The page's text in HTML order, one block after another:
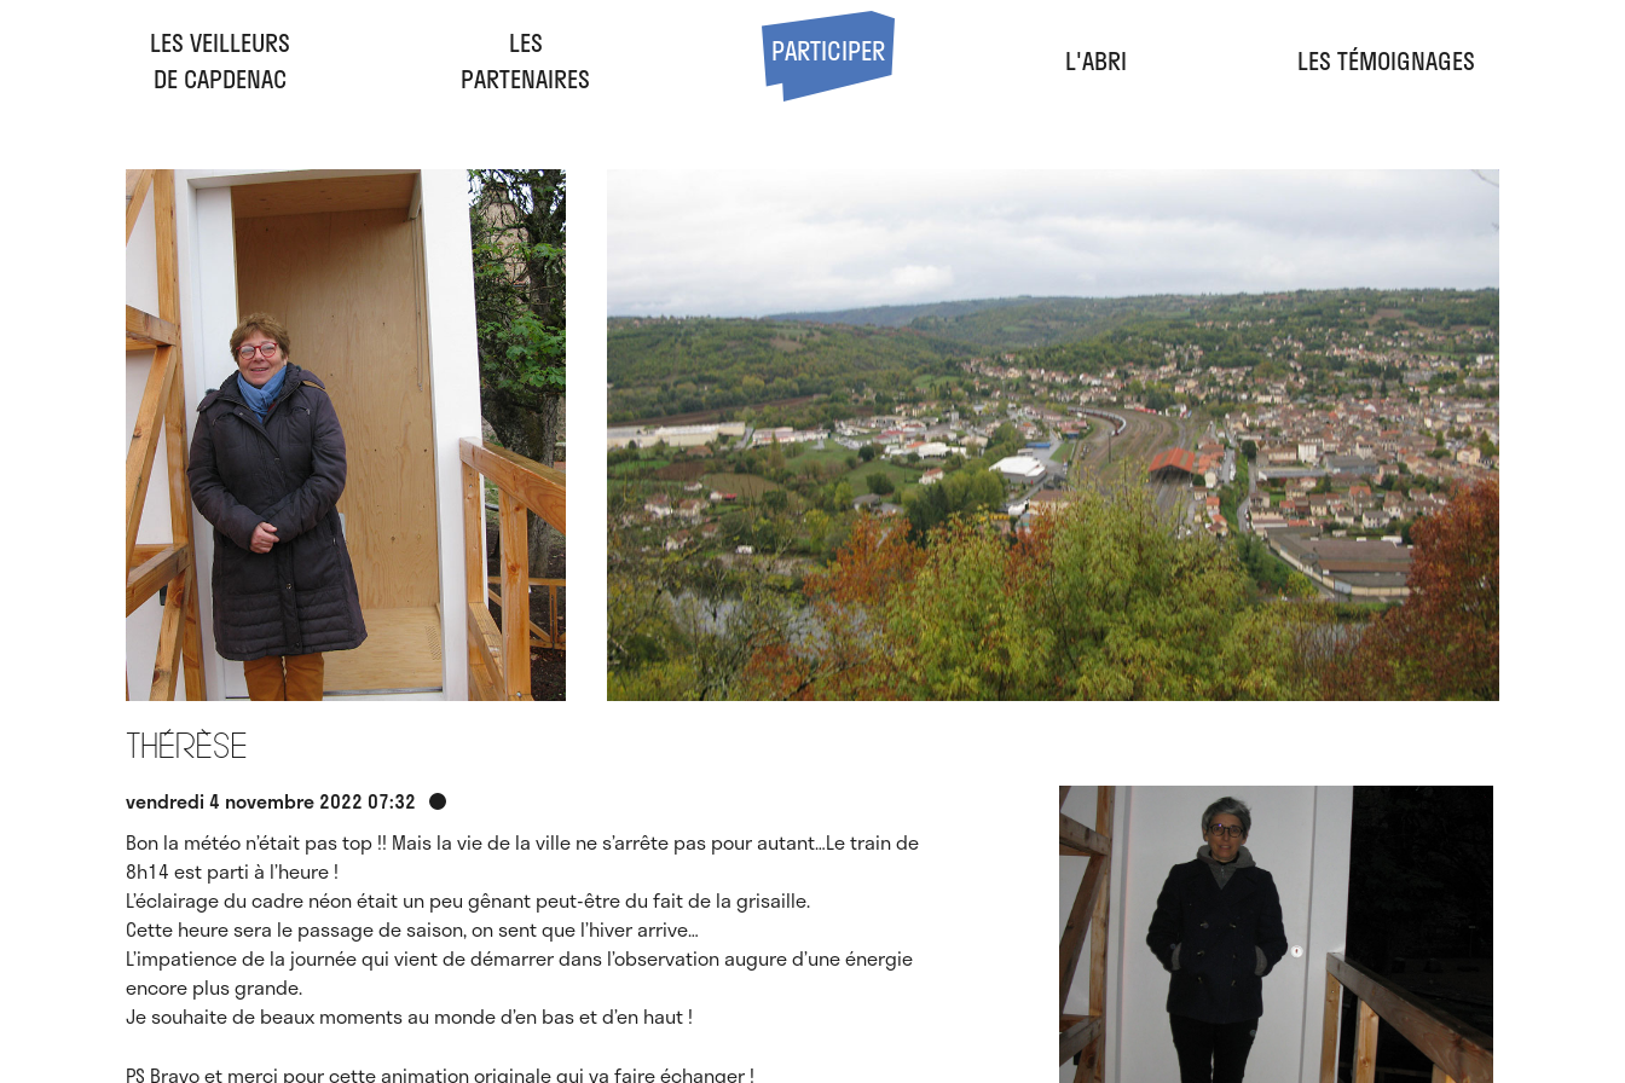
LES VEILLEURS
DE CAPDENAC
LES
PARTENAIRES
PARTICIPER L'ABRI LES TÉMOIGNAGES
Thérèse
vendredi 4 novembre 2022 07:32
Bon la météo n’était pas top !! Mais la vie de la ville ne s’arrête pas pour autant…Le train de
8h14 est parti à l’heure !
L’éclairage du cadre néon était un peu gênant peut-être du fait de la grisaille.
Cette heure sera le passage de saison, on sent que l’hiver arrive…
L’impatience de la journée qui vient de démarrer dans l’observation augure d’une énergie
encore plus grande.
Je souhaite de beaux moments au monde d’en bas et d’en haut !
PS Bravo et merci pour cette animation originale qui va faire échanger !